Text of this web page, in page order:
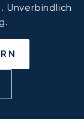
Unverbindlich